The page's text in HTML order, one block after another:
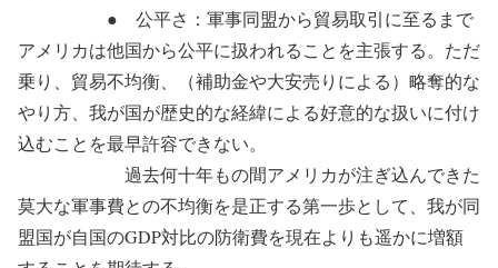
● 公平さ：軍事同盟から貿易取引に至るまで
アメリカは他国から公平に扱われることを主張する。ただ
乗り、貿易不均衡、（補助金や大安売りによる）略奪的な
やり方、我が国が歴史的な経緯による好意的な扱いに付け
込むことを最早許容できない。
過去何十年もの間アメリカが注ぎ込んできた
莫大な軍事費との不均衡を是正する第一歩として、我が同
盟国が自国のGDP対比の防衛費を現在よりも遥かに増額